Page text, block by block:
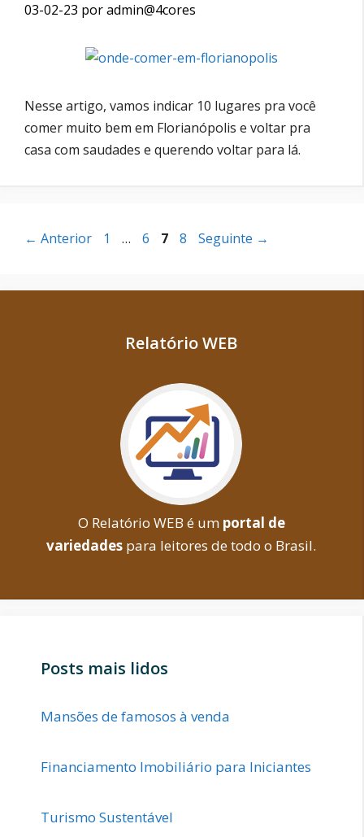
03-02-23 poradmin@4cores
Nesse artigo, vamos indicar 10 lugares pra você
comer muito bem em Florianópolis e voltar pra
casa com saudades e querendo voltar para lá.
← Anterior Página
1 … Página
6 Página
7 Página
8 Seguinte →
Relatório WEB
O Relatório WEB é um portal de
variedades para leitores de todo o Brasil.
Posts mais lidos
Mansões de famosos à venda
Financiamento Imobiliário para Iniciantes
Turismo Sustentável